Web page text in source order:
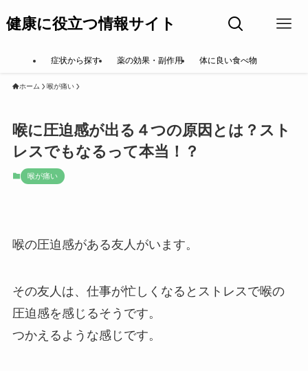
健康に役立つ情報サイト
症状から探す 薬の効果・副作用 体に良い食べ物
ホーム 喉が痛い
喉に圧迫感が出る４つの原因とは？スト
レスでもなるって本当！？
喉が痛い
喉の圧迫感がある友人がいます。
その友人は、仕事が忙しくなるとストレスで喉の
圧迫感を感じるそうです。
つかえるような感じです。